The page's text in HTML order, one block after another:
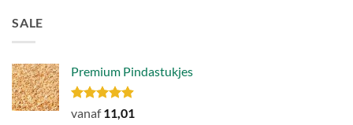
SALE
Premium Pindastukjes
Gewaardeerd
vanaf11,01